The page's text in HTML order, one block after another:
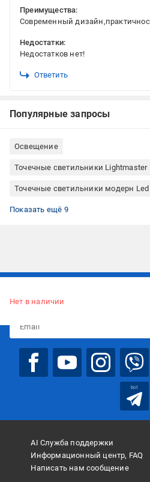
Преимущества:
Современный
Недостатки:
Недостатков нет!
Ответить
Популярные запросы
Освещение
Точечные светильники Lightmaster
Точечные светильники модерн Led
Точечные светильники с
Точечные светильники с
Точечные светильники встроенные
Точечные светильники для спальни
Точечные светильники для
Точечные светильники для детской
Точечные светильники для
Точечные светильники стекло
Точечные светильники для
Показать ещё 9
Нет в наличии
bot
AI Служба поддержки
Информационный центр, FAQ
Написать нам сообщение